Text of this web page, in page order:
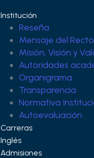
Institución
Reseña
Mensaje del
Misión, Visión y
Autoridades
Organigrama
Transparencia
Normativa
Autoevaluación
Carreras
Inglés
Admisiones